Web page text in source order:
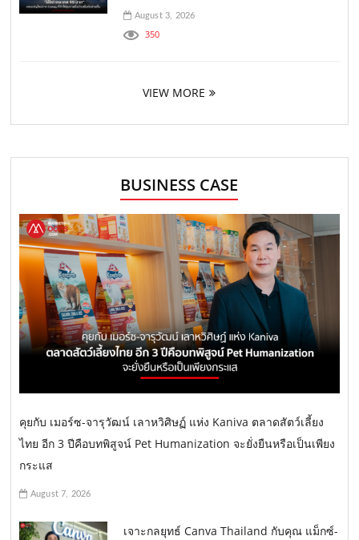
August 3, 2026
350
VIEW MORE
BUSINESS CASE
คุยกับ เมอร์ซ-จารุวัฒน์ เลาหวิศิษฏ์ แห่ง Kaniva ตลาดสัตว์เลี้ยง
ไทย อีก 3 ปีคือบทพิสูจน์ Pet Humanization จะยั่งยืนหรือเป็นเพียง
กระแส
August 7, 2026
เจาะกลยุทธ์ Canva Thailand กับคุณ แม็กซ์-